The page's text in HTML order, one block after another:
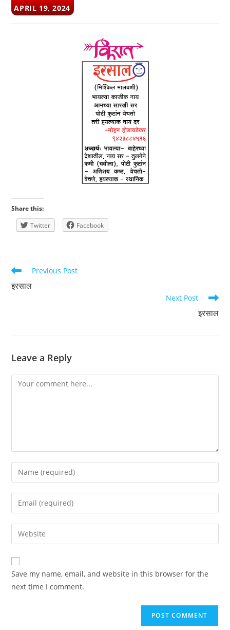
POST
PUBLISHED:
APRIL 19, 2024
Share this:
Twitter
Facebook
Read
articles
Previous Post
इरसाल
Next Post
इरसाल
Leave a Reply
Comment
Enter
your
name
comment
Enter
your
email
address
comment
Enter
your
website
URL
(optional)
Save my name, email, and website in this browser for the
next time I comment.